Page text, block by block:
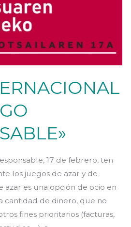
17 de febrero, ten
los juegos de azar y de
azar es una opción de ocio en
cantidad de dinero, que no
fines prioritarios (facturas,